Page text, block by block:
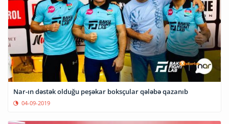
Nar-ın dəstək olduğu peşəkar boksçular qələbə qazanıb
04-09-2019